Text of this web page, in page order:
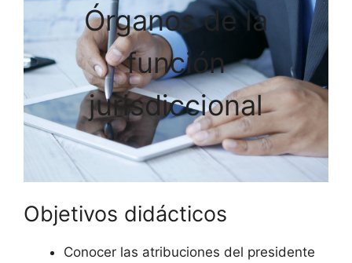
Órganos de la
función
jurisdiccional
Objetivos didácticos
Conocer las atribuciones del presidente